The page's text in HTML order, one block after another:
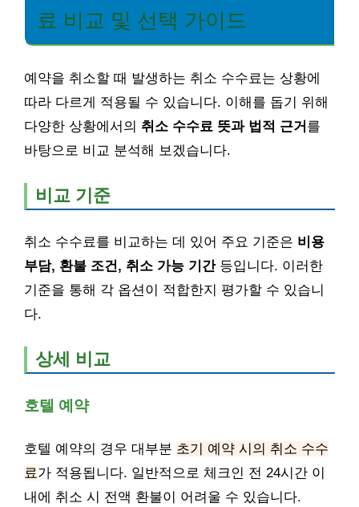
료 비교 및 선택 가이드
예약을 취소할 때 발생하는 취소 수수료는 상황에
따라 다르게 적용될 수 있습니다. 이해를 돕기 위해
다양한 상황에서의 취소 수수료 뜻과 법적 근거 를
바탕으로 비교 분석해 보겠습니다.
비교 기준
취소 수수료를 비교하는 데 있어 주요 기준은 비용
부담, 환불 조건, 취소 가능 기간등입니다. 이러한
기준을 통해 각 옵션이 적합한지 평가할 수 있습니
다.
상세 비교
호텔 예약
호텔 예약의 경우 대부분 초기 예약 시의 취소 수수
료가 적용됩니다. 일반적으로 체크인 전 24시간 이
내에 취소 시 전액 환불이 어려울 수 있습니다.